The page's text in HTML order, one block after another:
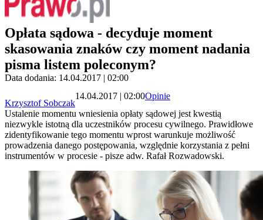
Opłata sądowa - decyduje moment
skasowania znaków czy moment nadania
pisma listem poleconym?
Data dodania: 14.04.2017 | 02:00
Krzysztof Sobczak
14.04.2017 | 02:00Opinie
Ustalenie momentu wniesienia opłaty sądowej jest kwestią
niezwykle istotną dla uczestników procesu cywilnego. Prawidłowe
zidentyfikowanie tego momentu wprost warunkuje możliwość
prowadzenia danego postępowania, względnie korzystania z pełni
instrumentów w procesie - pisze adw. Rafał Rozwadowski.